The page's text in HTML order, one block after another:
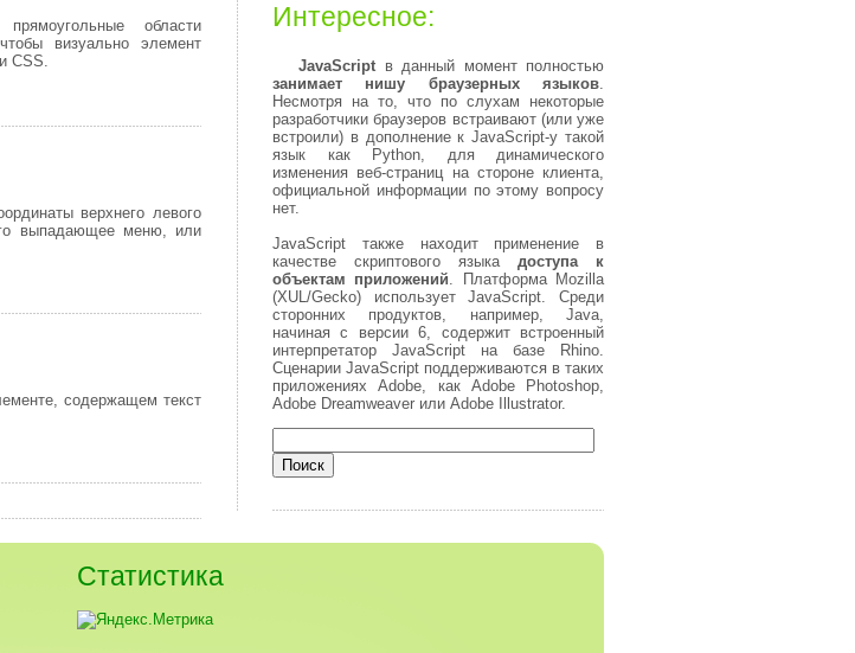
области
визуально элемент
CSS.
верхнего левого
выпадающее меню, или
содержащем текст
Интересное:
JavaScript в данный момент полностью
занимает нишу браузерных языков
Несмотря на то, что по слухам некоторые
разработчики браузеров встраивают (или уже
встроили) в дополнение к JavaScript-у такой
язык как Python, для динамического
изменения веб-страниц на стороне клиента,
официальной информации по этому вопросу
нет.
JavaScript также находит применение в
качестве скриптового языка доступа к
объектам приложений . Платформа Mozilla
(XUL/Gecko) использует JavaScript. Среди
сторонних продуктов, например, Java,
начиная с версии 6, содержит встроенный
интерпретатор JavaScript на базе Rhino.
Сценарии JavaScript поддерживаются в таких
приложениях Adobe, как Adobe Photoshop,
Adobe Dreamweaver или Adobe Illustrator.
Статистика